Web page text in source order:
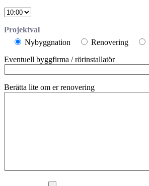
tid
Projektval
Nybyggnation
Renovering
Eventuell byggfirma / rörinstallatör
Berätta lite om er renovering